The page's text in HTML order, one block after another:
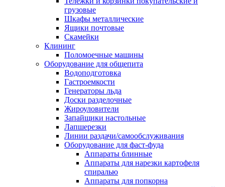
грузовые
Шкафы металлические
Ящики почтовые
Скамейки
Клининг
Поломоечные машины
Оборудование для общепита
Водоподготовка
Гастроемкости
Генераторы льда
Доски разделочные
Жироуловители
Запайщики настольные
Лапшерезки
Линии раздачи/самообслуживания
Оборудование для фаст-фуда
Аппараты блинные
Аппараты для нарезки картофеля
спиралью
Аппараты для попкорна